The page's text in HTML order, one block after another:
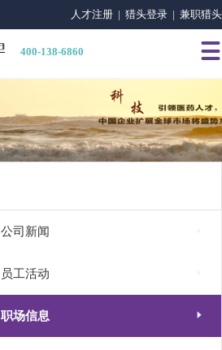
人才注册 | 猎头登录 | 兼职猎头
400-138-6860 
公司新闻
员工活动
职场信息 